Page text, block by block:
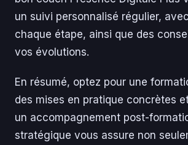
un suivi personnalisé régulier,
chaque étape, ainsi que des
vos évolutions.
En résumé, optez pour une
des mises en pratique concrètes
un accompagnement post-
stratégique vous assure non